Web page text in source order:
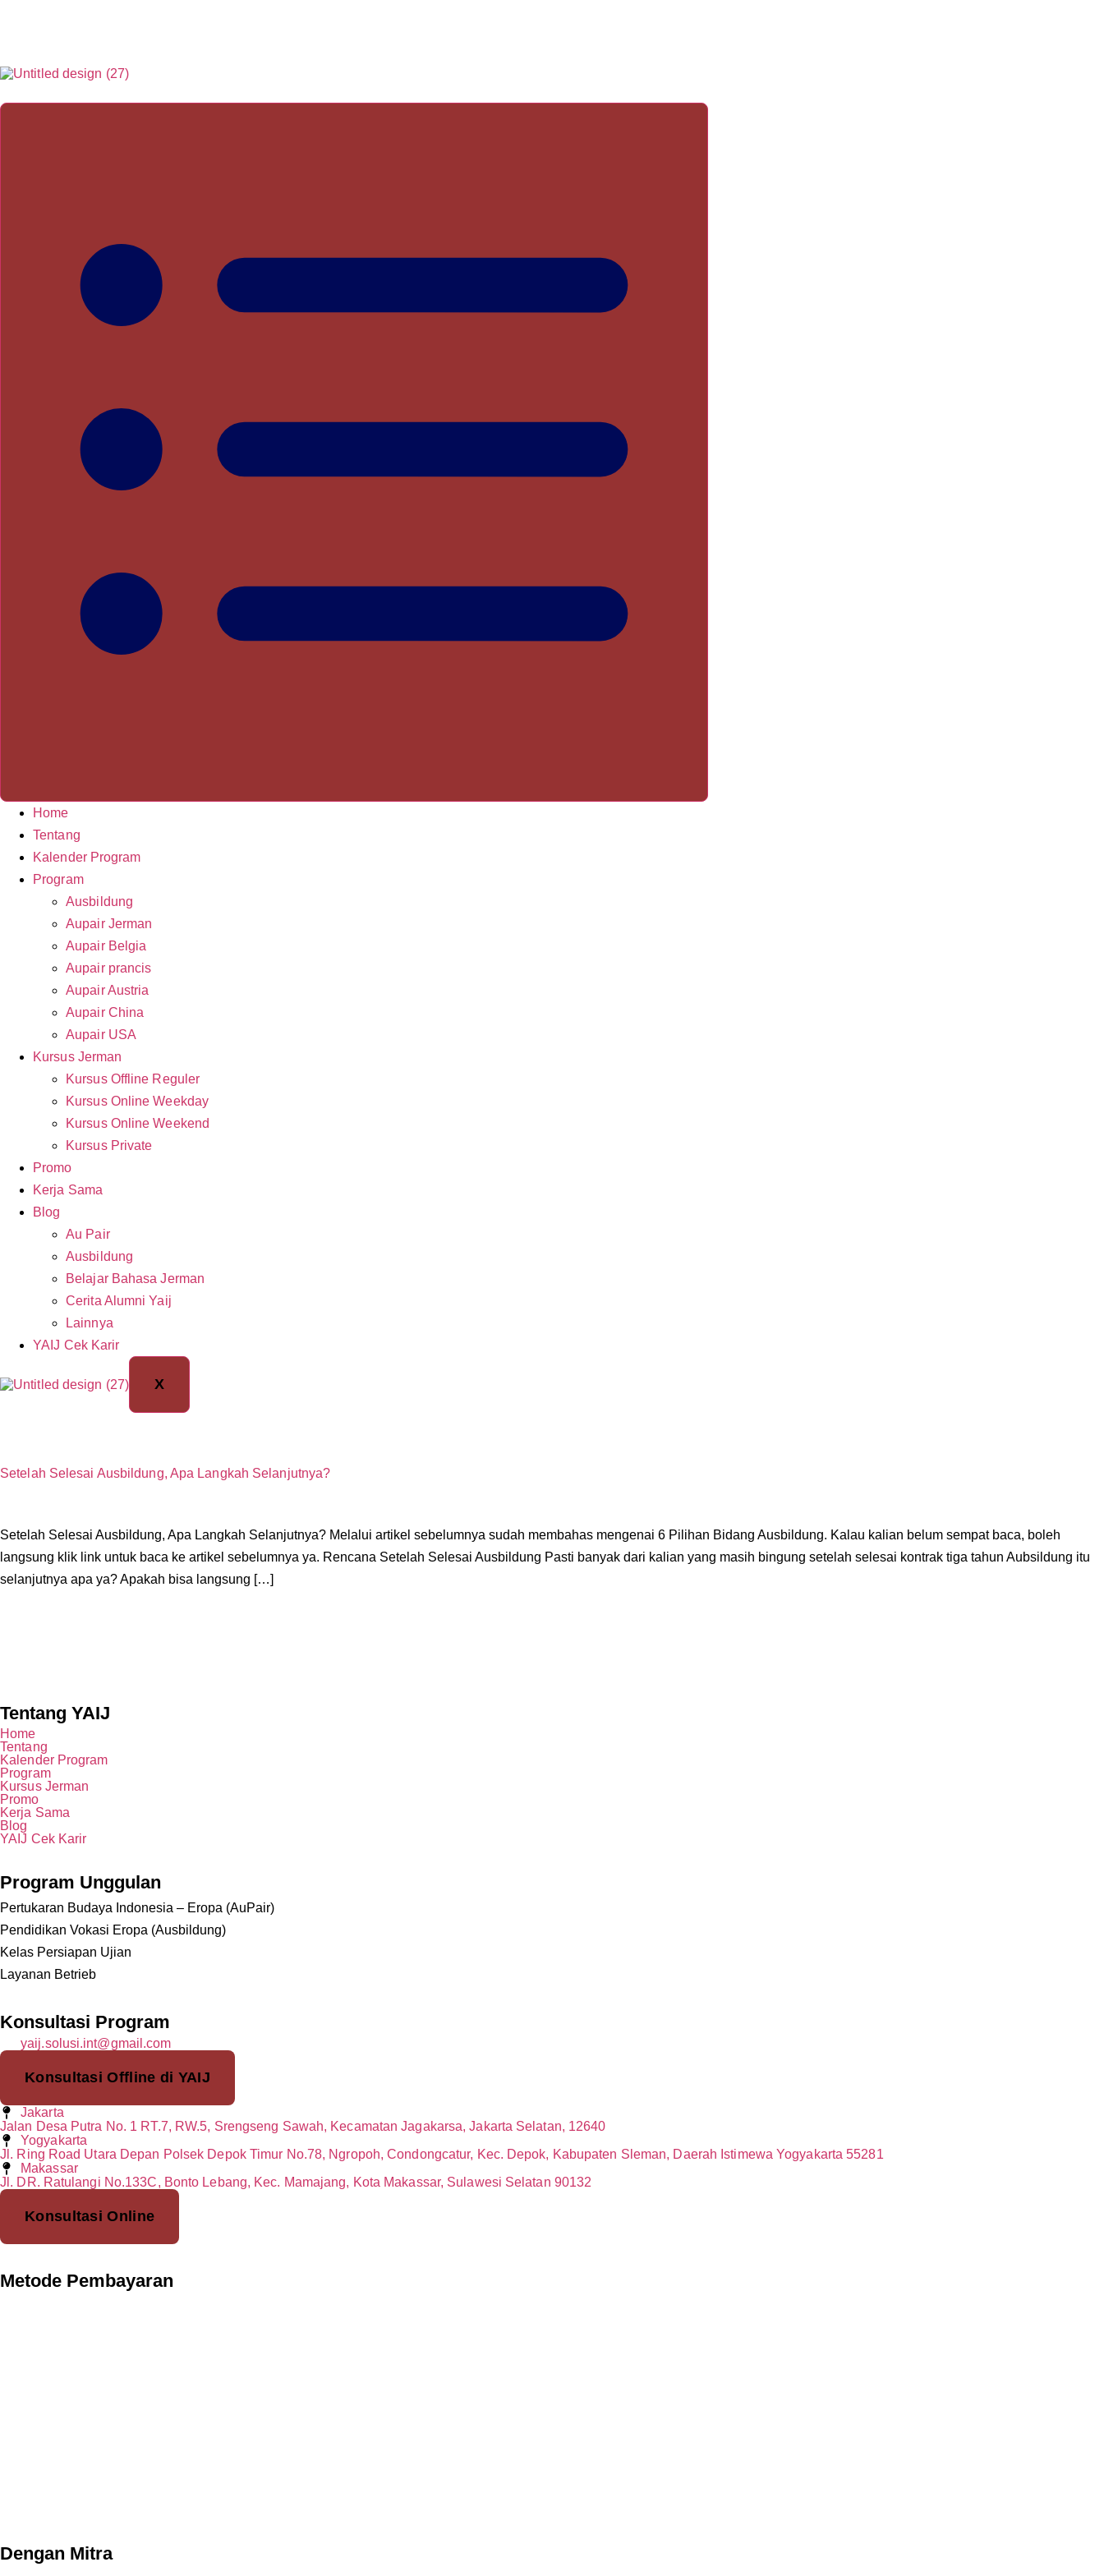
Home
Tentang
Kalender Program
Program
Ausbildung
Aupair Jerman
Aupair Belgia
Aupair prancis
Aupair Austria
Aupair China
Aupair USA
Kursus Jerman
Kursus Offline Reguler
Kursus Online Weekday
Kursus Online Weekend
Kursus Private
Promo
Kerja Sama
Blog
Au Pair
Ausbildung
Belajar Bahasa Jerman
Cerita Alumni Yaij
Lainnya
YAIJ Cek Karir
X
Setelah Selesai Ausbildung, Apa Langkah Selanjutnya?
Setelah Selesai Ausbildung, Apa Langkah Selanjutnya? Melalui artikel sebelumnya sudah membahas mengenai 6 Pilihan Bidang Ausbildung. Kalau kalian belum sempat baca, boleh
langsung klik link untuk baca ke artikel sebelumnya ya. Rencana Setelah Selesai Ausbildung Pasti banyak dari kalian yang masih bingung setelah selesai kontrak tiga tahun Aubsildung itu
selanjutnya apa ya? Apakah bisa langsung […]
Tentang YAIJ
Home
Tentang
Kalender Program
Program
Kursus Jerman
Promo
Kerja Sama
Blog
YAIJ Cek Karir
Program Unggulan
Pertukaran Budaya Indonesia – Eropa (AuPair)
Pendidikan Vokasi Eropa (Ausbildung)
Kelas Persiapan Ujian
Layanan Betrieb
Konsultasi Program
yaij.solusi.int@gmail.com
Konsultasi Offline di YAIJ
Jakarta
Jalan Desa Putra No. 1 RT.7, RW.5, Srengseng Sawah, Kecamatan Jagakarsa, Jakarta Selatan, 12640
Yogyakarta
Jl. Ring Road Utara Depan Polsek Depok Timur No.78, Ngropoh, Condongcatur, Kec. Depok, Kabupaten Sleman, Daerah Istimewa Yogyakarta 55281
Makassar
Jl. DR. Ratulangi No.133C, Bonto Lebang, Kec. Mamajang, Kota Makassar, Sulawesi Selatan 90132
Konsultasi Online
Metode Pembayaran
Dengan Mitra